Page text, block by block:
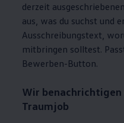
derzeit
aus, was du suchst und
Ausschreibungstext,
mitbringen solltest.
Bewerben-Button.
Wir
Traumjob